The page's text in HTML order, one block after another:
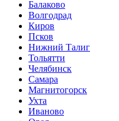
Балаково
Волгодрад
Киров
Псков
Нижний Талиг
Тольятти
Челябинск
Самара
Магнитогорск
Ухта
Иваново